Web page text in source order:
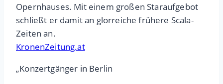
Opernhauses. Mit einem großen Staraufgebot
schließt er damit an glorreiche frühere Scala-
Zeiten an.
KronenZeitung.at
„Konzertgänger in Berlin